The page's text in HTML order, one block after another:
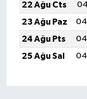
22 Ağu Cts
23 Ağu Paz
24 Ağu Pts
25 Ağu Sal